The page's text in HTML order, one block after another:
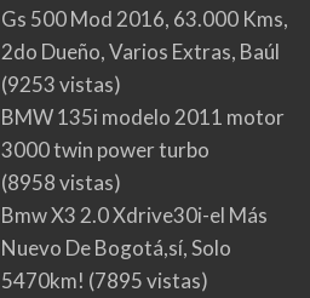
Gs 500 Mod 2016, 63.000 Kms,
2do Dueño, Varios Extras, Baúl
(9253 vistas)
BMW 135i modelo 2011 motor
3000 twin power turbo
(8958 vistas)
Bmw X3 2.0 Xdrive30i-el Más
Nuevo De Bogotá,sí, Solo
5470km! (7895 vistas)